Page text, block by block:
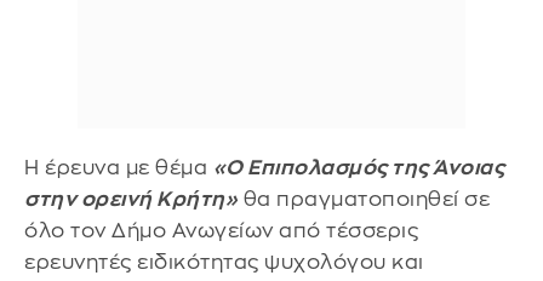
Η έρευνα με θέμα «Ο Επιπολασμός της Άνοιας
στην ορεινή Κρήτη» θα πραγματοποιηθεί σε
όλο τον Δήμο Ανωγείων από τέσσερις
ερευνητές ειδικότητας ψυχολόγου και